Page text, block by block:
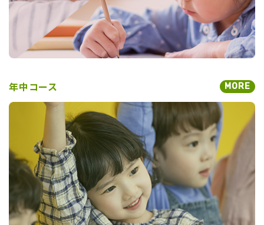
参考の学校：慶応・青学・桐朋・立教・成
城学園・学習院・および、お茶の水 学芸竹早
（国立）など
こちらからお知らせをご覧になれます
「各特訓のご説明、および、講習費・時間の詳細は、「もっ
と見る」よりどうぞ」
もっと見る
2026/06/03
【2026年 夏期講習 年中クラス対象】
ご家庭ではなかなか体験できない、集団で楽しく学べる
年中コース MORE